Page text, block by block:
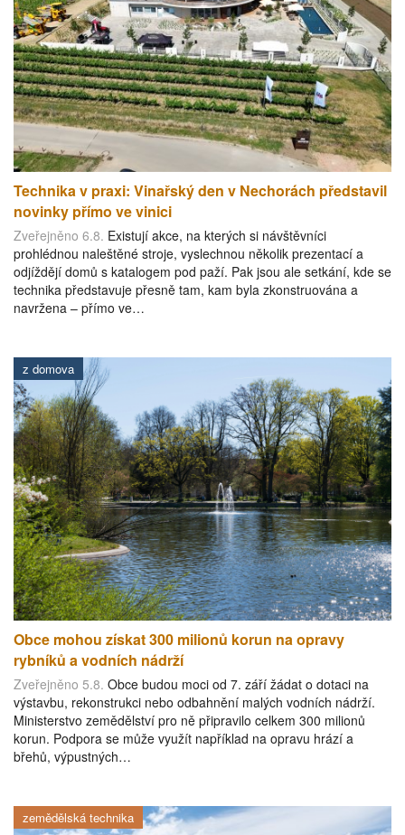
Technika v praxi: Vinařský den v Nechorách představil
novinky přímo ve vinici
Zveřejněno 6.8. Existují akce, na kterých si návštěvníci
prohlédnou naleštěné stroje, vyslechnou několik prezentací a
odjíždějí domů s katalogem pod paží. Pak jsou ale setkání, kde se
technika představuje přesně tam, kam byla zkonstruována a
navržena – přímo ve…
z domova
Obce mohou získat 300 milionů korun na opravy
rybníků a vodních nádrží
Zveřejněno 5.8. Obce budou moci od 7. září žádat o dotaci na
výstavbu, rekonstrukci nebo odbahnění malých vodních nádrží.
Ministerstvo zemědělství pro ně připravilo celkem 300 milionů
korun. Podpora se může využít například na opravu hrází a
břehů, výpustných…
zemědělská technika